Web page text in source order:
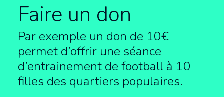
Faire un don
Par exemple un don de 10€
permet d’offrir une séance
d’entrainement de football à 10
filles des quartiers populaires.